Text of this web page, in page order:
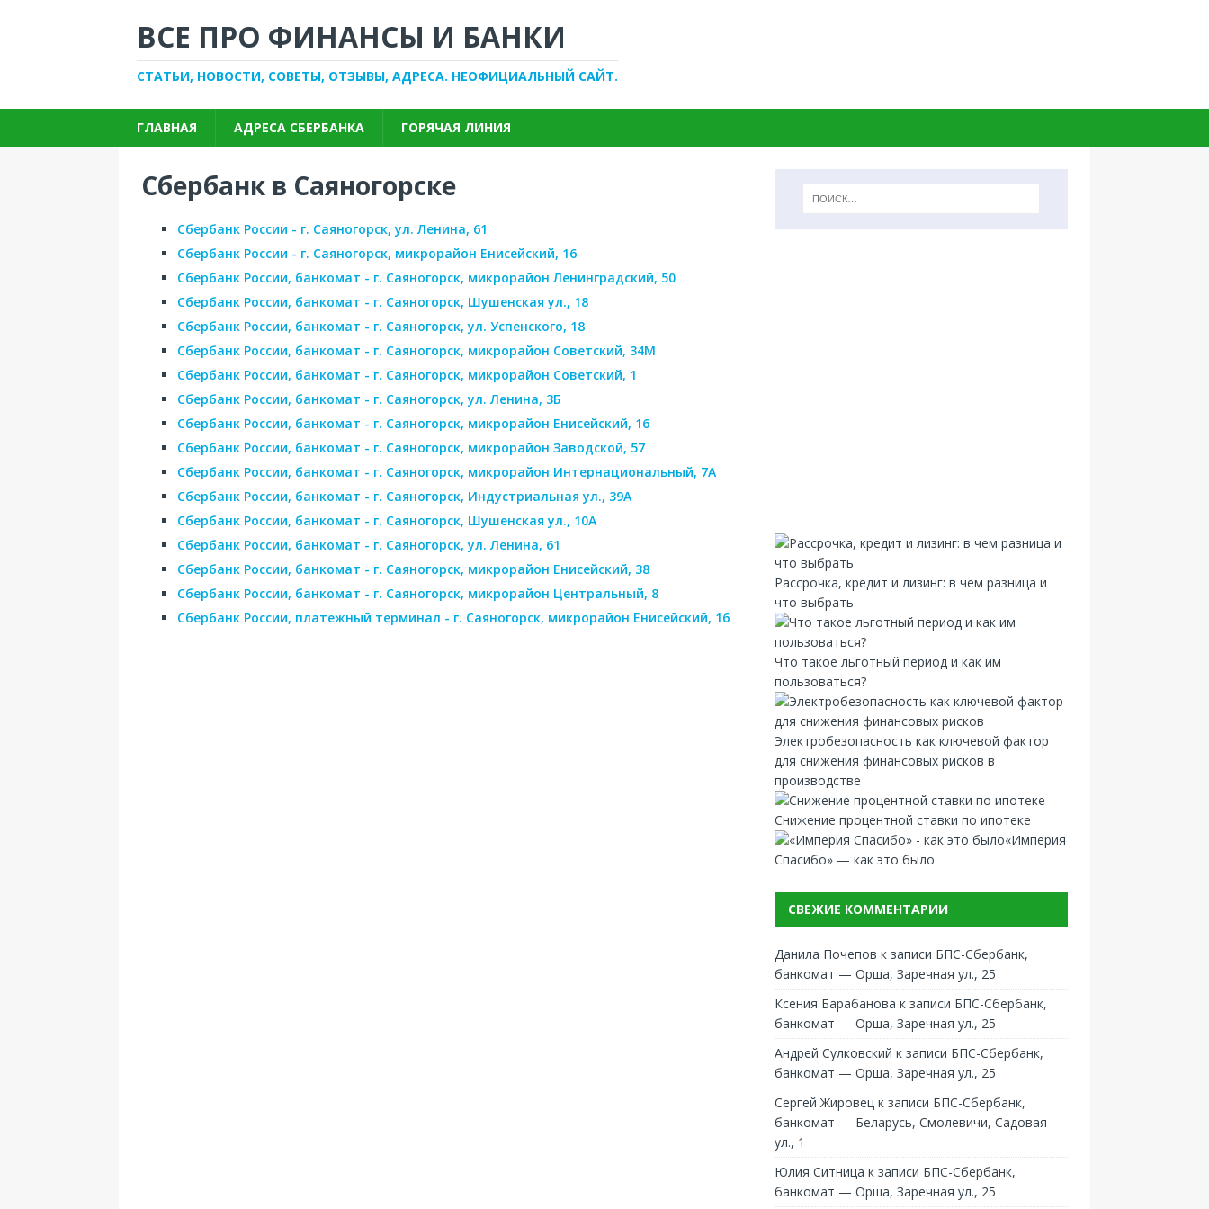
ВСЕ ПРО ФИНАНСЫ И БАНКИ
СТАТЬИ, НОВОСТИ, СОВЕТЫ, ОТЗЫВЫ, АДРЕСА. НЕОФИЦИАЛЬНЫЙ САЙТ.
ГЛАВНАЯ АДРЕСА СБЕРБАНКА ГОРЯЧАЯ ЛИНИЯ
Сбербанк в Саяногорске
Сбербанк России - г. Саяногорск, ул. Ленина, 61
Сбербанк России - г. Саяногорск, микрорайон Енисейский, 16
Сбербанк России, банкомат - г. Саяногорск, микрорайон Ленинградский, 50
Сбербанк России, банкомат - г. Саяногорск, Шушенская ул., 18
Сбербанк России, банкомат - г. Саяногорск, ул. Успенского, 18
Сбербанк России, банкомат - г. Саяногорск, микрорайон Советский, 34М
Сбербанк России, банкомат - г. Саяногорск, микрорайон Советский, 1
Сбербанк России, банкомат - г. Саяногорск, ул. Ленина, 3Б
Сбербанк России, банкомат - г. Саяногорск, микрорайон Енисейский, 16
Сбербанк России, банкомат - г. Саяногорск, микрорайон Заводской, 57
Сбербанк России, банкомат - г. Саяногорск, микрорайон Интернациональный, 7А
Сбербанк России, банкомат - г. Саяногорск, Индустриальная ул., 39А
Сбербанк России, банкомат - г. Саяногорск, Шушенская ул., 10А
Сбербанк России, банкомат - г. Саяногорск, ул. Ленина, 61
Сбербанк России, банкомат - г. Саяногорск, микрорайон Енисейский, 38
Сбербанк России, банкомат - г. Саяногорск, микрорайон Центральный, 8
Сбербанк России, платежный терминал - г. Саяногорск, микрорайон Енисейский, 16
Рассрочка, кредит и лизинг: в чем разница и
что выбрать
Что такое льготный период и как им
пользоваться?
Электробезопасность как ключевой фактор
для снижения финансовых рисков в
производстве
Снижение процентной ставки по ипотеке
«Империя
Спасибо» — как это было
СВЕЖИЕ КОММЕНТАРИИ
Данила Почепов к записи БПС-Сбербанк,
банкомат — Орша, Заречная ул., 25
Ксения Барабанова к записи БПС-Сбербанк,
банкомат — Орша, Заречная ул., 25
Андрей Сулковский к записи БПС-Сбербанк,
банкомат — Орша, Заречная ул., 25
Сергей Жировец к записи БПС-Сбербанк,
банкомат — Беларусь, Смолевичи, Садовая
ул., 1
Юлия Ситница к записи БПС-Сбербанк,
банкомат — Орша, Заречная ул., 25